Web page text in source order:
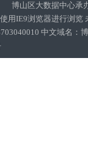
博山区大数据中心承
用IE9浏览器进行浏览
中文域名：